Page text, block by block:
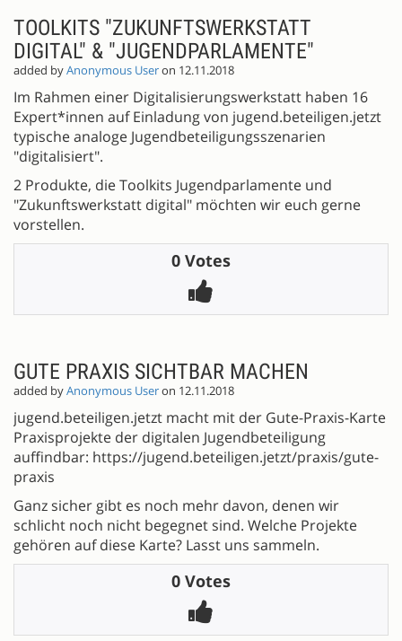
TOOLKITS "ZUKUNFTSWERKSTATT
DIGITAL" & "JUGENDPARLAMENTE"
added byAnonymous Useron 12.11.2018
Im Rahmen einer Digitalisierungswerkstatt haben 16
Expert*innen auf Einladung von jugend.beteiligen.jetzt
typische analoge Jugendbeteiligungsszenarien
"digitalisiert".
2 Produkte, die Toolkits Jugendparlamente und
"Zukunftswerkstatt digital" möchten wir euch gerne
vorstellen.
0 Votes
GUTE PRAXIS SICHTBAR MACHEN
added byAnonymous Useron 12.11.2018
jugend.beteiligen.jetzt macht mit der Gute-Praxis-Karte
Praxisprojekte der digitalen Jugendbeteiligung
auffindbar: https://jugend.beteiligen.jetzt/praxis/gute-
praxis
Ganz sicher gibt es noch mehr davon, denen wir
schlicht noch nicht begegnet sind. Welche Projekte
gehören auf diese Karte? Lasst uns sammeln.
0 Votes